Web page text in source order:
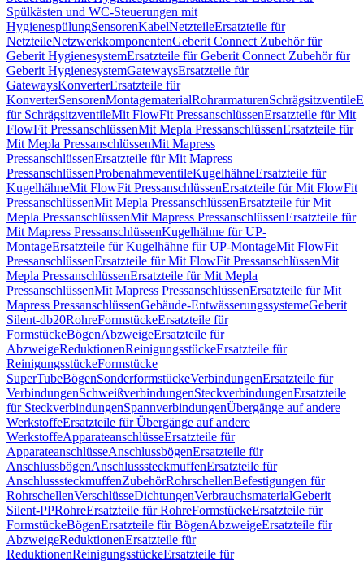
Spülkästen und WC-Steuerungen mit
HygienespülungSensorenKabelNetzteileErsatzteile für
NetzteileNetzwerkkomponentenGeberit Connect Zubehör für
Geberit HygienesystemErsatzteile für Geberit Connect Zubehör für
Geberit HygienesystemGatewaysErsatzteile für
GatewaysKonverterErsatzteile für
KonverterSensorenMontagematerialRohrarmaturenSchrägsitzventile
für SchrägsitzventileMit FlowFit PressanschlüssenErsatzteile für Mit
FlowFit PressanschlüssenMit Mepla PressanschlüssenErsatzteile für
Mit Mepla PressanschlüssenMit Mapress
PressanschlüssenErsatzteile für Mit Mapress
PressanschlüssenProbenahmeventileKugelhähneErsatzteile für
KugelhähneMit FlowFit PressanschlüssenErsatzteile für Mit FlowFit
PressanschlüssenMit Mepla PressanschlüssenErsatzteile für Mit
Mepla PressanschlüssenMit Mapress PressanschlüssenErsatzteile für
Mit Mapress PressanschlüssenKugelhähne für UP-
MontageErsatzteile für Kugelhähne für UP-MontageMit FlowFit
PressanschlüssenErsatzteile für Mit FlowFit PressanschlüssenMit
Mepla PressanschlüssenErsatzteile für Mit Mepla
PressanschlüssenMit Mapress PressanschlüssenErsatzteile für Mit
Mapress PressanschlüssenGebäude-EntwässerungssystemeGeberit
Silent-db20RohreFormstückeErsatzteile für
FormstückeBögenAbzweigeErsatzteile für
AbzweigeReduktionenReinigungsstückeErsatzteile für
ReinigungsstückeFormstücke
SuperTubeBögenSonderformstückeVerbindungenErsatzteile für
VerbindungenSchweißverbindungenSteckverbindungenErsatzteile
für SteckverbindungenSpannverbindungenÜbergänge auf andere
WerkstoffeErsatzteile für Übergänge auf andere
WerkstoffeApparateanschlüsseErsatzteile für
ApparateanschlüsseAnschlussbögenErsatzteile für
AnschlussbögenAnschlusssteckmuffenErsatzteile für
AnschlusssteckmuffenZubehörRohrschellenBefestigungen für
RohrschellenVerschlüsseDichtungenVerbrauchsmaterialGeberit
Silent-PPRohreErsatzteile für RohreFormstückeErsatzteile für
FormstückeBögenErsatzteile für BögenAbzweigeErsatzteile für
AbzweigeReduktionenErsatzteile für
ReduktionenReinigungsstückeErsatzteile für